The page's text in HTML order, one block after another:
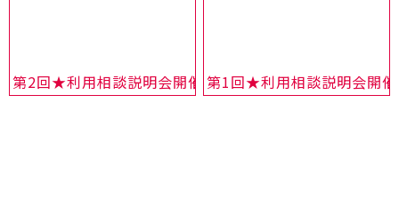
第2回★利用相談説明会開催しました！第1回★利用相談説明会開